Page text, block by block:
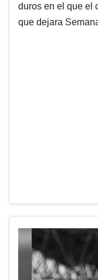
duros en el que el
que dejara